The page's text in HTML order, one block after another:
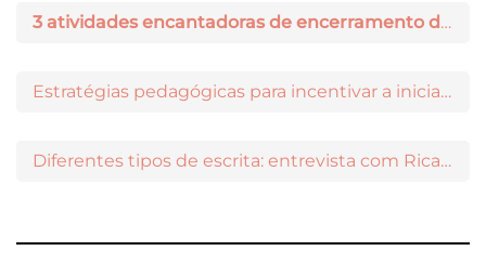
3 atividades encantadoras de encerramento de ano letivo
Estratégias pedagógicas para incentivar a iniciação científica entre os estudantes
Diferentes tipos de escrita: entrevista com Ricardo Prado